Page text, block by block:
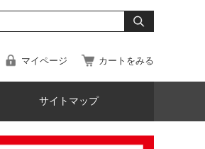
マイページ カートをみる
サイトマップ